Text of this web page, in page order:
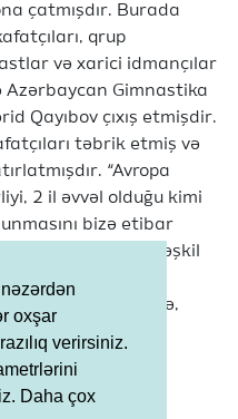
oxşar
verirsiniz.
Daha çox
çatmışdır. Burada
qrup
və xarici idmançılar
Gimnastika
Qayıbov çıxış etmişdir.
təbrik etmiş və
“Avropa
2 il əvvəl olduğu kimi
bizə etibar
bunu daha yaxşı təşkil
ayının bir həftə
keçirməyə,
doldurmağa və
deyə
bitirdi.